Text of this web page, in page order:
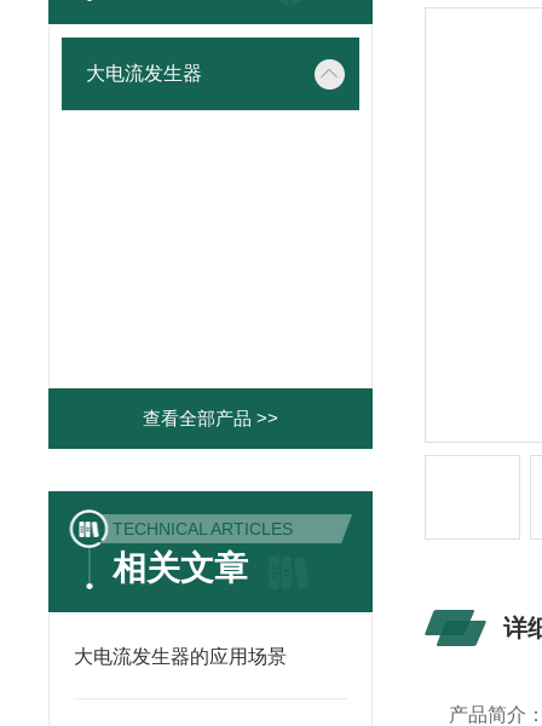
大电流发生器
查看全部产品 >>
TECHNICAL ARTICLES
相关文章
大电流发生器的应用场景
详
产品简介